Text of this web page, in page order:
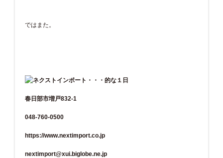
ではまた。
春日部市増戸832-1
048-760-0500
https://www.nextimport.co.jp
nextimport@xui.biglobe.ne.jp